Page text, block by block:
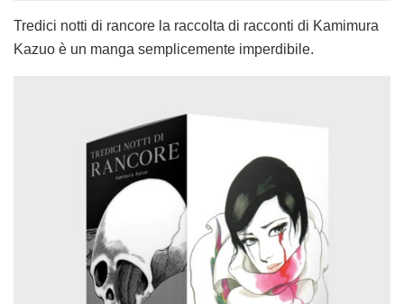
Tredici notti di rancore la raccolta di racconti di Kamimura
Kazuo è un manga semplicemente imperdibile.